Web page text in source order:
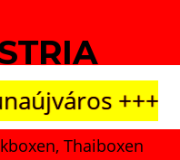
+++
Thaiboxen